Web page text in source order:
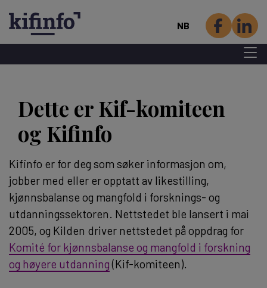
hovedinnhold
NB
Menu
Dette er Kif-komiteen
og Kifinfo
Kifinfo er for deg som søker informasjon om,
jobber med eller er opptatt av likestilling,
kjønnsbalanse og mangfold i forsknings- og
utdanningssektoren. Nettstedet ble lansert i mai
2005, og Kilden driver nettstedet på oppdrag for
Komité for kjønnsbalanse og mangfold i forskning
og høyere utdanning(Kif-komiteen).